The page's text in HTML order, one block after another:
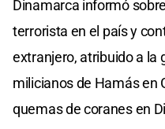
Dinamarca informó
terrorista en el país y
extranjero, atribuido a la
milicianos de Hamás en
quemas de coranes en